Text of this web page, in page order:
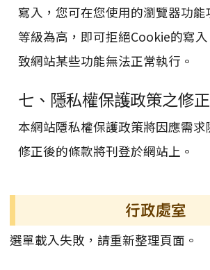
寫入，您可在您使用的瀏覽器功
等級為高，即可拒絕Cookie的寫
致網站某些功能無法正常執行。
七、隱私權保護政策之修正
本網站隱私權保護政策將因應需求
修正後的條款將刊登於網站上。
行政處室
選單載入失敗，請重新整理頁面。